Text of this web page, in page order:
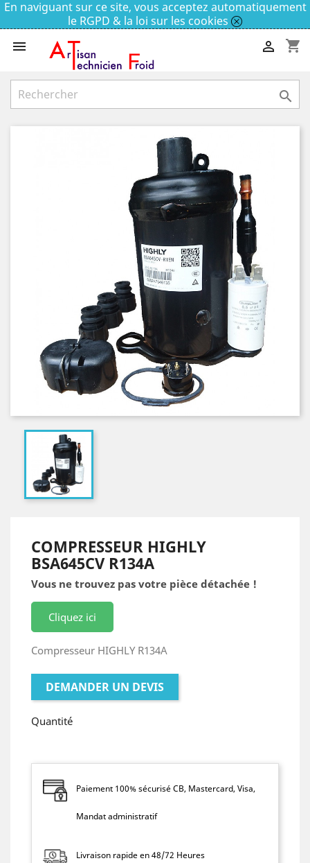
En naviguant sur ce site, vous acceptez automatiquement
le RGPD & la loi sur les cookies
 shopping_cart


COMPRESSEUR HIGHLY
BSA645CV R134A
Vous ne trouvez pas votre pièce détachée !
Cliquez ici
Compresseur HIGHLY R134A
DEMANDER UN DEVIS
Quantité
Paiement 100% sécurisé CB, Mastercard, Visa,
Mandat administratif
Livraison rapide en 48/72 Heures